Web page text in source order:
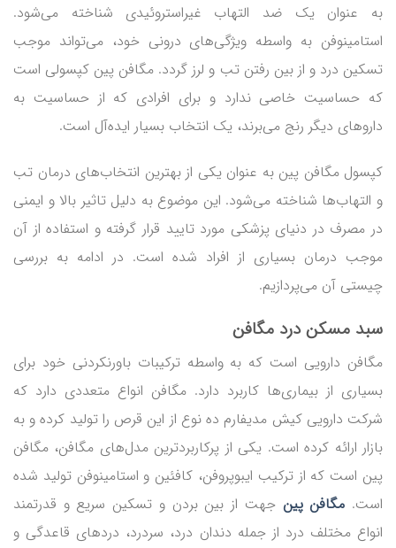
به عنوان یک ضد التهاب غیراستروئیدی شناخته می‌شود.
استامینوفن به واسطه ویژگی‌های درونی خود، می‌تواند موجب
تسکین درد و از بین رفتن تب و لرز گردد. مگافن پین کپسولی است
که حساسیت خاصی ندارد و برای افرادی که از حساسیت به
داروهای دیگر رنج می‌برند، یک انتخاب بسیار ایده‌آل است.
کپسول مگافن پین به عنوان یکی از بهترین انتخاب‌های درمان تب
و التهاب‌ها شناخته می‌شود. این موضوع به دلیل تاثیر بالا و ایمنی
در مصرف در دنیای پزشکی مورد تایید قرار گرفته و استفاده از آن
موجب درمان بسیاری از افراد شده است. در ادامه به بررسی
چیستی آن می‌پردازیم.
سبد مسکن درد مگافن
مگافن دارویی است که به واسطه ترکیبات باورنکردنی خود برای
بسیاری از بیماری‌ها کاربرد دارد. مگافن انواع متعددی دارد که
شرکت دارویی کیش مدیفارم ده نوع از این قرص را تولید کرده و به
بازار ارائه کرده است. یکی از پرکاربردترین مدل‌های مگافن، مگافن
پین است که از ترکیب ایبوپروفن، کافئین و استامینوفن تولید شده
است. مگافن پین جهت از بین بردن و تسکین سریع و قدرتمند
انواع مختلف درد از جمله دندان درد، سردرد، دردهای قاعدگی و